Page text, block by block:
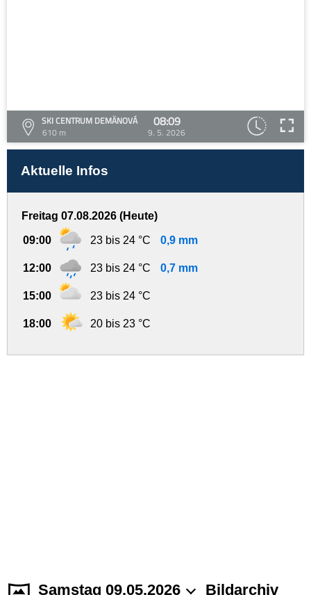
SKI CENTRUM DEMÄNOVÁ
610 m
08:09
9. 5. 2026
Aktuelle Infos
Freitag 07.08.2026 (Heute)
09:00 23 bis 24 °C 0,9 mm
12:00 23 bis 24 °C 0,7 mm
15:00 23 bis 24 °C
18:00 20 bis 23 °C
Samstag 09.05.2026 Bildarchiv